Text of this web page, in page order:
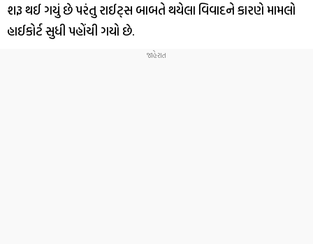
શરૂ થઈ ગયું છે પરંતુ રાઈટ્સ બાબતે થયેલા વિવાદને કારણે મામલો
હાઈકોર્ટ સુધી પહોંચી ગયો છે.